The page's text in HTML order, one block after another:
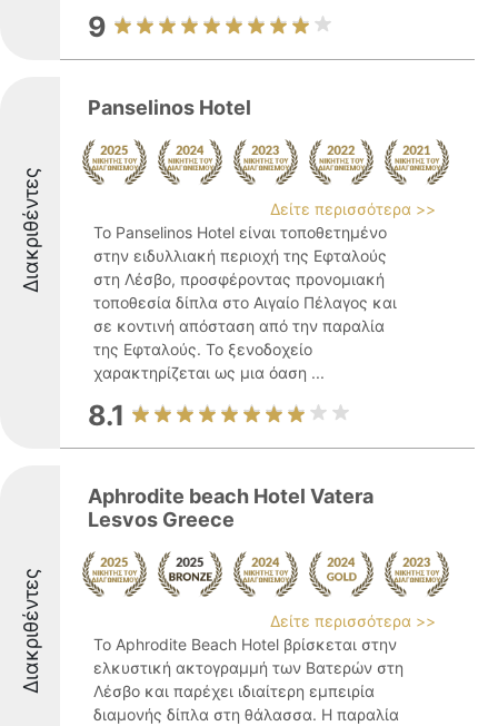
9
Διακριθέντες
Panselinos Hotel
Δείτε περισσότερα >>
Το Panselinos Hotel είναι τοποθετημένο
στην ειδυλλιακή περιοχή της Εφταλούς
στη Λέσβο, προσφέροντας προνομιακή
τοποθεσία δίπλα στο Αιγαίο Πέλαγος και
σε κοντινή απόσταση από την παραλία
της Εφταλούς. Το ξενοδοχείο
χαρακτηρίζεται ως μια όαση ...
8.1
Διακριθέντες
Aphrodite beach Hotel Vatera
Lesvos Greece
Δείτε περισσότερα >>
Το Aphrodite Beach Hotel βρίσκεται στην
ελκυστική ακτογραμμή των Βατερών στη
Λέσβο και παρέχει ιδιαίτερη εμπειρία
διαμονής δίπλα στη θάλασσα. Η παραλία